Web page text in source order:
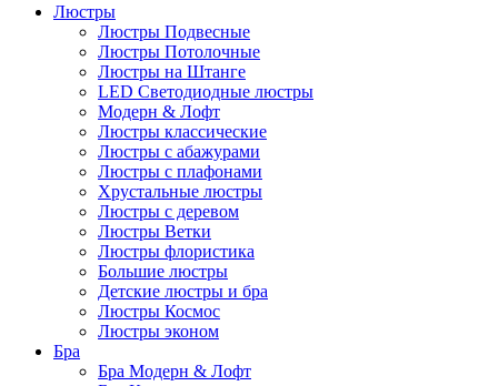
Люстры
Люстры Подвесные
Люстры Потолочные
Люстры на Штанге
LED Светодиодные люстры
Модерн & Лофт
Люстры классические
Люстры с абажурами
Люстры с плафонами
Хрустальные люстры
Люстры с деревом
Люстры Ветки
Люстры флористика
Большие люстры
Детские люстры и бра
Люстры Космос
Люстры эконом
Бра
Бра Модерн & Лофт